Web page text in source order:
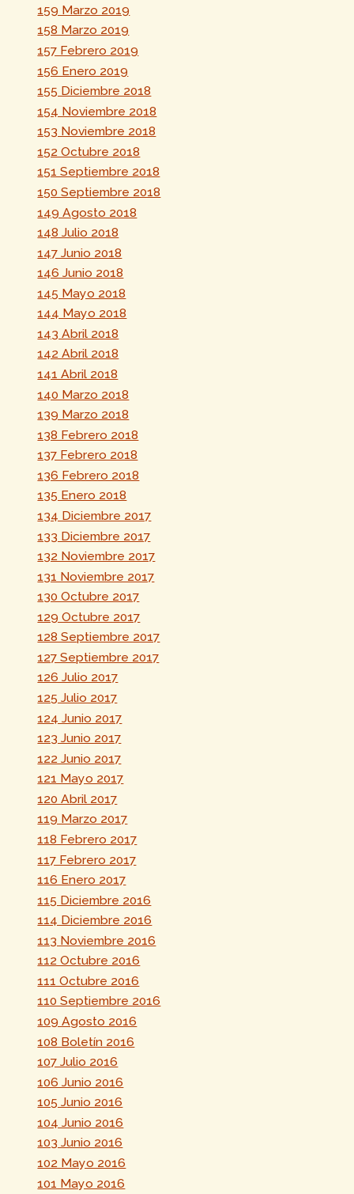
159 Marzo 2019
158 Marzo 2019
157 Febrero 2019
156 Enero 2019
155 Diciembre 2018
154 Noviembre 2018
153 Noviembre 2018
152 Octubre 2018
151 Septiembre 2018
150 Septiembre 2018
149 Agosto 2018
148 Julio 2018
147 Junio 2018
146 Junio 2018
145 Mayo 2018
144 Mayo 2018
143 Abril 2018
142 Abril 2018
141 Abril 2018
140 Marzo 2018
139 Marzo 2018
138 Febrero 2018
137 Febrero 2018
136 Febrero 2018
135 Enero 2018
134 Diciembre 2017
133 Diciembre 2017
132 Noviembre 2017
131 Noviembre 2017
130 Octubre 2017
129 Octubre 2017
128 Septiembre 2017
127 Septiembre 2017
126 Julio 2017
125 Julio 2017
124 Junio 2017
123 Junio 2017
122 Junio 2017
121 Mayo 2017
120 Abril 2017
119 Marzo 2017
118 Febrero 2017
117 Febrero 2017
116 Enero 2017
115 Diciembre 2016
114 Diciembre 2016
113 Noviembre 2016
112 Octubre 2016
111 Octubre 2016
110 Septiembre 2016
109 Agosto 2016
108 Boletín 2016
107 Julio 2016
106 Junio 2016
105 Junio 2016
104 Junio 2016
103 Junio 2016
102 Mayo 2016
101 Mayo 2016